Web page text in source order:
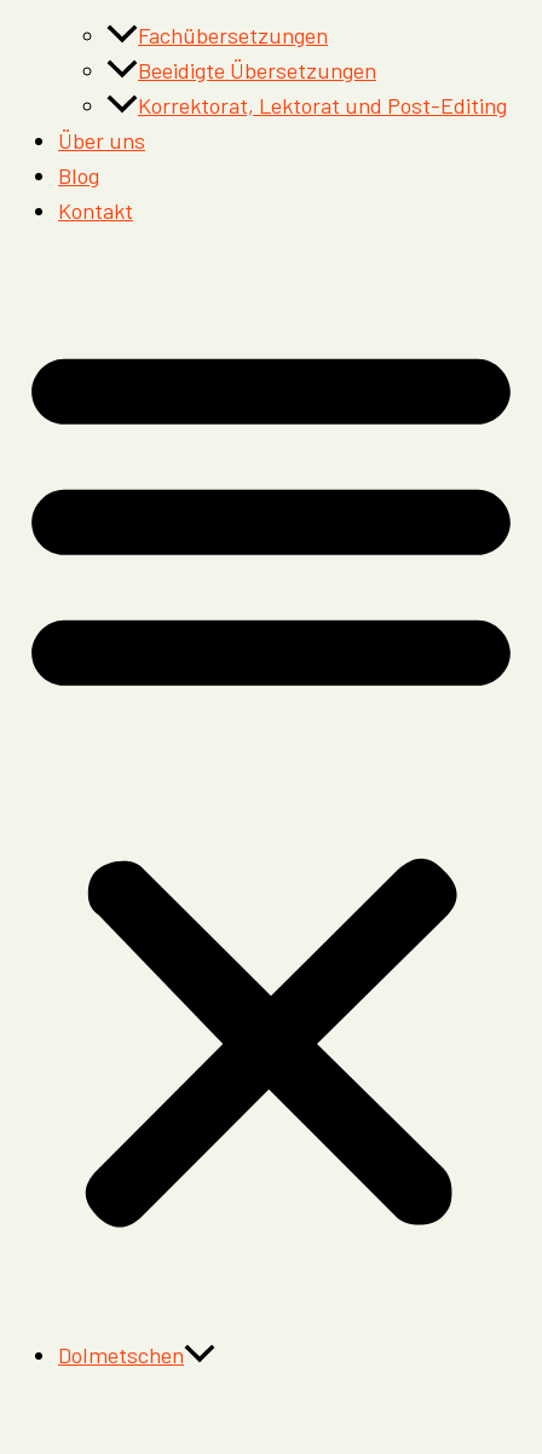
Fachübersetzungen
Beeidigte Übersetzungen
Korrektorat, Lektorat und Post-Editing
Über uns
Blog
Kontakt
Dolmetschen